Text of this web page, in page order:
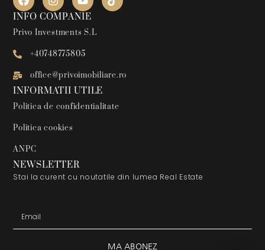
INFO COMPANIE
Privo Investments S.L
+40748775805
office@privoimobiliare.ro
INFORMATII UTILE
Politica de confidentialitate
Politica cookies
ANPC
NEWSLETTER
Stai la curent cu noutatile din lumea Real Estate
MA ABONEZ